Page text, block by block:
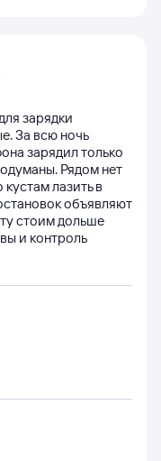
зарядки
За всю ночь
зарядил только
Рядом нет
лазить в
объявляют
стоим дольше
и контроль